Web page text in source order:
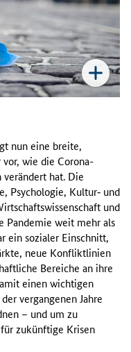
nun eine breite,
vor, wie die Corona-
verändert hat. Die
Psychologie, Kultur‑ und
und
Pandemie weit mehr als
ein sozialer Einschnitt,
neue Konfliktlinien
Bereiche an ihre
einen wichtigen
vergangenen Jahre
– und um zu
zukünftige Krisen